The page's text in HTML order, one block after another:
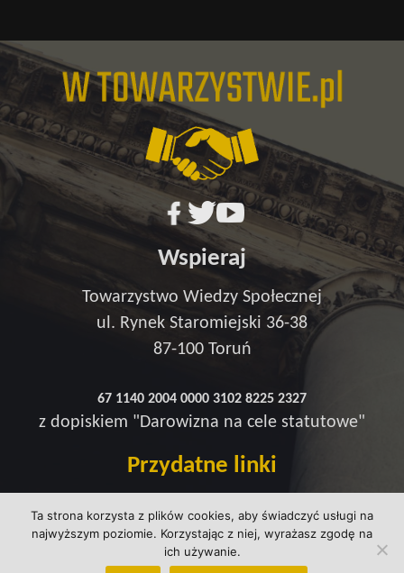
Ta strona korzysta z plików cookies, aby świadczyć usługi na
najwyższym poziomie. Korzystając z niej, wyrażasz zgodę na
ich używanie.
Wspieraj
Towarzystwo Wiedzy Społecznej
ul. Rynek Staromiejski 36-38
87-100 Toruń
67 1140 2004 0000 3102 8225 2327
z dopiskiem "Darowizna na cele statutowe"
Przydatne linki
Strefa wsparcia
Polityka prywatności